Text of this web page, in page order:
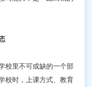
校里不可或缺的一个部
校时，上课方式、教育